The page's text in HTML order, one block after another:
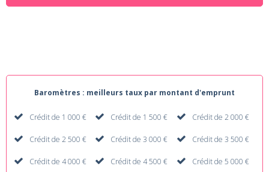
Baromètres : meilleurs taux par montant d'emprunt
Crédit de 1 000 € Crédit de 1 500 € Crédit de 2 000 €
Crédit de 2 500 € Crédit de 3 000 € Crédit de 3 500 €
Crédit de 4 000 € Crédit de 4 500 € Crédit de 5 000 €